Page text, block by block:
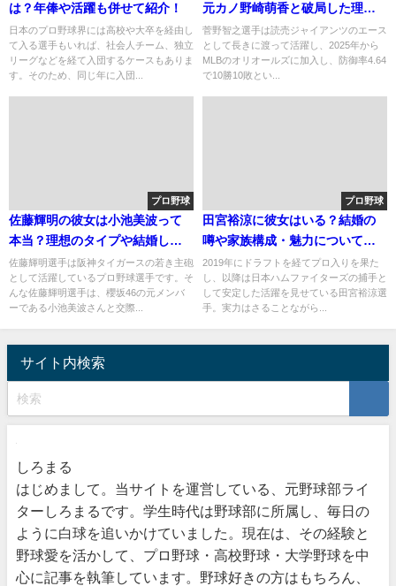
は？年俸や活躍も併せて紹介！
日本のプロ野球界には高校や大卒を経由し
て入る選手もいれば、社会人チーム、独立
リーグなどを経て入団するケースもありま
す。そのため、同じ年に入団...
元カノ野崎萌香と破局した理由
も調査！
菅野智之選手は読売ジャイアンツのエース
として長きに渡って活躍し、2025年から
MLBのオリオールズに加入し、防御率4.64
で10勝10敗とい...
プロ野球
佐藤輝明の彼女は小池美波って
本当？理想のタイプや結婚して
いない理由も
佐藤輝明選手は阪神タイガースの若き主砲
として活躍しているプロ野球選手です。そ
んな佐藤輝明選手は、櫻坂46の元メンバ
ーである小池美波さんと交際...
プロ野球
田宮裕涼に彼女はいる？結婚の
噂や家族構成・魅力についても
調査
2019年にドラフトを経てプロ入りを果た
し、以降は日本ハムファイターズの捕手と
して安定した活躍を見せている田宮裕涼選
手。実力はさることながら...
サイト内検索
しろまる
はじめまして。当サイトを運営している、元野球部ライ
ターしろまるです。学生時代は野球部に所属し、毎日の
ように白球を追いかけていました。現在は、その経験と
野球愛を活かして、プロ野球・高校野球・大学野球を中
心に記事を執筆しています。野球好きの方はもちろん、